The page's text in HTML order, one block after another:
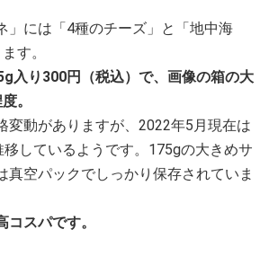
」には「4種のチーズ」と「地中海
す。
入り300円（税込）で、画像の箱の大
。
変動がありますが、2022年5月現在は
しているようです。175gの大きめサ
真空パックでしっかり保存されていま
スパです。